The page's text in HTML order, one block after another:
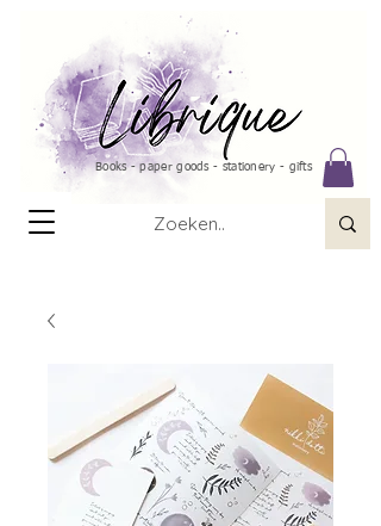
Books - paper goods - stationery - gifts